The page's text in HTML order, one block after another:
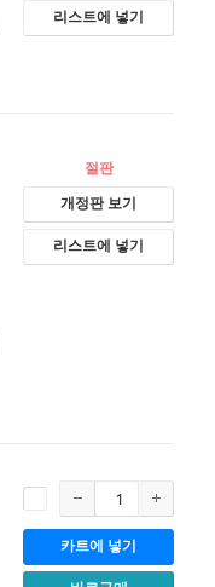
리스트에 넣기
절판
개정판 보기
리스트에 넣기
카트에 넣기